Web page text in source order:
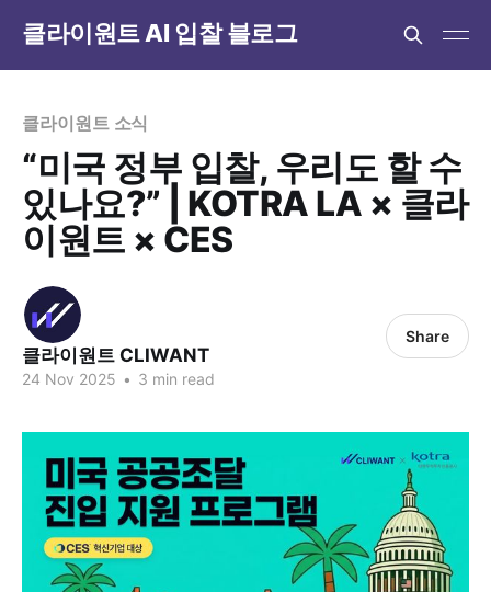
클라이원트 AI 입찰 블로그
클라이원트 소식
“미국 정부 입찰, 우리도 할 수
있나요?” | KOTRA LA × 클라
이원트 × CES
클라이원트 CLIWANT
24 Nov 2025 • 3 min read
Share